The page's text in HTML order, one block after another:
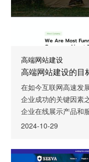
高端网站建设
高端网站建设的目
在如今互联网高速发
企业成功的关键因素
企业在线展示产品和
引潜在客户、获取市
建设需要明确的目标
的定位和目标，只
2024-10-29